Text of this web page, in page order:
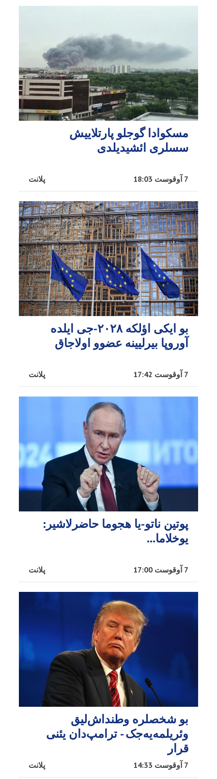
مسکوادا گوجلو پارتلاییش
سسلری ائشیدیلدی
پلانت 7 آوقوست 18:03
بو ایکی اؤلکه ۲۰۲۸-جی ایلده
آوروپا بیرلیینه عضوو اولاجاق
پلانت 7 آوقوست 17:42
پوتین ناتو-یا هجوما حاضرلاشیر:
یوخلاما...
پلانت 7 آوقوست 17:00
بو شخصلره وطنداش‌لیق
وئریلمه‌یه‌جک - ترامپ‌دان یئنی
قرار
پلانت 7 آوقوست 14:33